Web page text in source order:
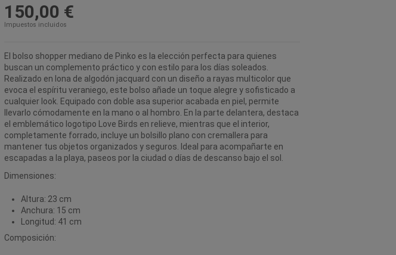
150,00 €
Impuestos incluidos
El bolso shopper mediano de Pinko es la elección perfecta para quienes
buscan un complemento práctico y con estilo para los días soleados.
Realizado en lona de algodón jacquard con un diseño a rayas multicolor que
evoca el espíritu veraniego, este bolso añade un toque alegre y sofisticado a
cualquier look. Equipado con doble asa superior acabada en piel, permite
llevarlo cómodamente en la mano o al hombro. En la parte delantera, destaca
el emblemático logotipo Love Birds en relieve, mientras que el interior,
completamente forrado, incluye un bolsillo plano con cremallera para
mantener tus objetos organizados y seguros. Ideal para acompañarte en
escapadas a la playa, paseos por la ciudad o días de descanso bajo el sol.
Dimensiones:
Altura: 23 cm
Anchura: 15 cm
Longitud: 41 cm
Composición: